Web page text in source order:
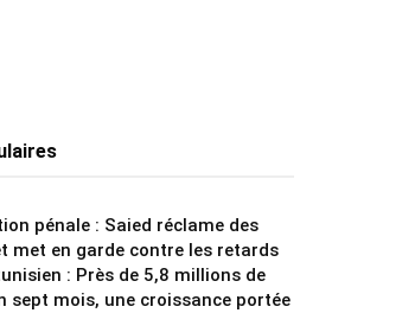
pénale : Saied réclame des
met en garde contre les retards
: Près de 5,8 millions de
sept mois, une croissance portée